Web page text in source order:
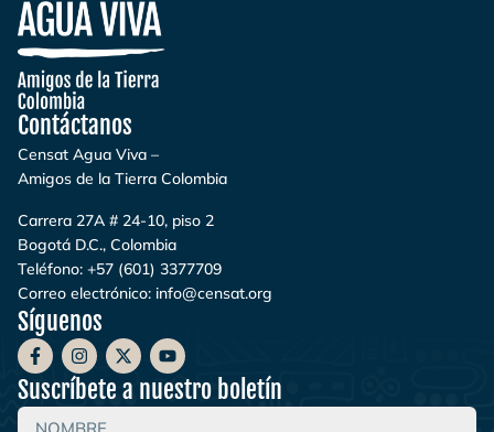
Contáctanos
Censat Agua Viva –
Amigos de la Tierra Colombia
Carrera 27A # 24-10, piso 2
Bogotá D.C., Colombia
Teléfono: +57 (601) 3377709
Correo electrónico: info@censat.org
Síguenos
Suscríbete a nuestro boletín